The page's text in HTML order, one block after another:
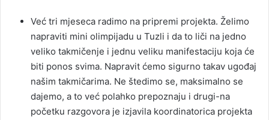
Već tri mjeseca radimo na pripremi projekta. Želimo
napraviti mini olimpijadu u Tuzli i da to liči na jedno
veliko takmičenje i jednu veliku manifestaciju koja će
biti ponos svima. Napravit ćemo sigurno takav ugođaj
našim takmičarima. Ne štedimo se, maksimalno se
dajemo, a to već polahko prepoznaju i drugi-na
početku razgovora je izjavila koordinatorica projekta